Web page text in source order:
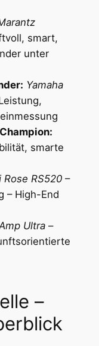
smart,
unter
Yamaha
smarte
Rose RS520–
– High-End
Ultra–
–